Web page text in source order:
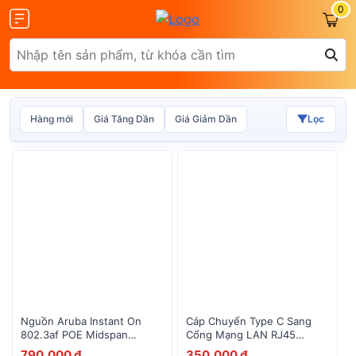
0
Hàng mới Giá Tăng Dần Giá Giảm Dần Lọc
Nguồn Aruba Instant On
802.3af POE Midspan
R8W31A (ADH-15CR BA)
Cáp Chuyển Type C Sang
Cổng Mạng LAN RJ45
1Gbps - DLink DUB-E135